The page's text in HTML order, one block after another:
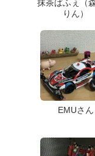
抹茶ぱふぇ（
りん）
EMUさん